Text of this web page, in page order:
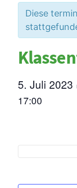
Diese
5. Juli 2023
17:00